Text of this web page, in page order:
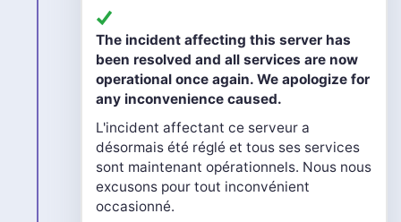
The incident affecting this server has
been resolved and all services are now
operational once again. We apologize for
any inconvenience caused.
L'incident affectant ce serveur a
désormais été réglé et tous ses services
sont maintenant opérationnels. Nous nous
excusons pour tout inconvénient
occasionné.